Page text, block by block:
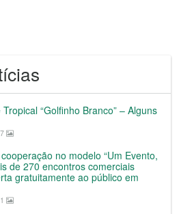
“Golfinho Branco” – Alguns
no modelo “Um Evento,
de 270 encontros comerciais
gratuitamente ao público em